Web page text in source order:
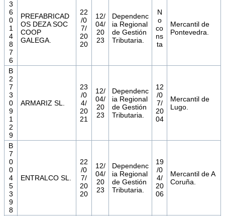
3
6
0
1
4
8
7
6
PREFABRICAD
OS DEZA SOC
COOP
GALEGA.
22
/0
7/
20
20
12/
04/
20
23
Dependenc
ia Regional
de Gestión
Tributaria.
N
o
co
ns
ta
Mercantil de
Pontevedra.
B
2
7
3
0
9
1
2
9
ARMARIZ SL.
23
/0
4/
20
21
12/
04/
20
23
Dependenc
ia Regional
de Gestión
Tributaria.
12
/0
7/
20
04
Mercantil de
Lugo.
B
7
0
0
4
5
3
9
8
ENTRALCO SL.
22
/0
7/
20
20
12/
04/
20
23
Dependenc
ia Regional
de Gestión
Tributaria.
19
/0
4/
20
06
Mercantil de A
Coruña.